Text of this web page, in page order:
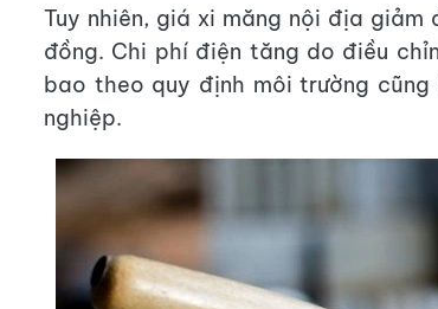
Tuy nhiên, giá xi măng nội địa
đồng. Chi phí điện tăng do điều
bao theo quy định môi trường cũng
nghiệp.